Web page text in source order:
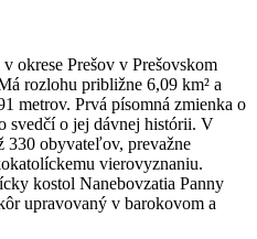
okrese Prešov v Prešovskom
rozlohu približne 6,09 km² a
metrov. Prvá písomná zmienka o
svedčí o jej dávnej histórii. V
330 obyvateľov, prevažne
vierovyznaniu.
kostol Nanebovzatia Panny
upravovaný v barokovom a